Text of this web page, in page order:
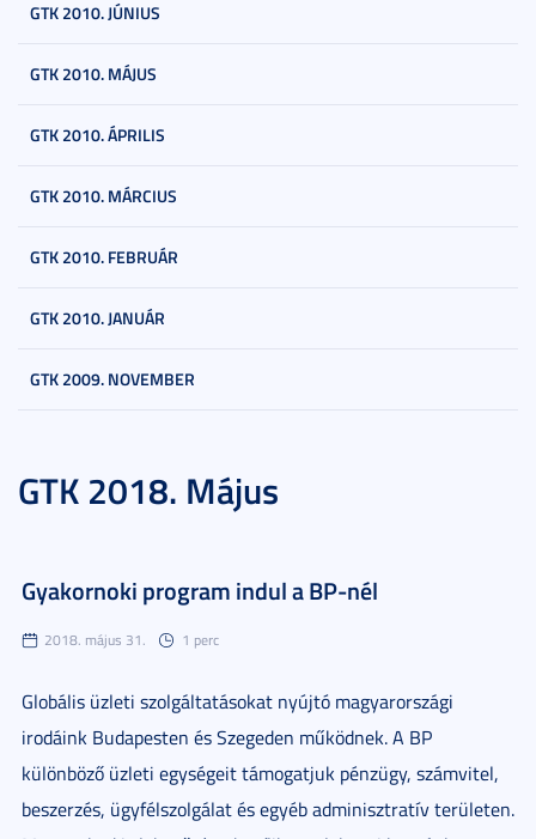
GTK 2010. JÚNIUS
GTK 2010. MÁJUS
GTK 2010. ÁPRILIS
GTK 2010. MÁRCIUS
GTK 2010. FEBRUÁR
GTK 2010. JANUÁR
GTK 2009. NOVEMBER
GTK 2018. Május
Gyakornoki program indul a BP-nél
2018. május 31. 1 perc
Globális üzleti szolgáltatásokat nyújtó magyarországi
irodáink Budapesten és Szegeden működnek. A BP
különböző üzleti egységeit támogatjuk pénzügy, számvitel,
beszerzés, ügyfélszolgálat és egyéb adminisztratív területen.